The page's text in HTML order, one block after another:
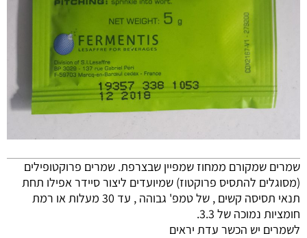
שמרים שמקורם ממחוז שמפיין שבצרפת. שמרים פרוקטופילים
(מסוגלים להתסיס פרוקטוז) שמיועדים ליצור סיידר אפילו תחת
תנאי תסיסה קשים , של טמפ' גבוהה , עד 30 מעלות או רמת
חומציות נמוכה של 3.3.
לשמרים יש הכשר עדת יראים